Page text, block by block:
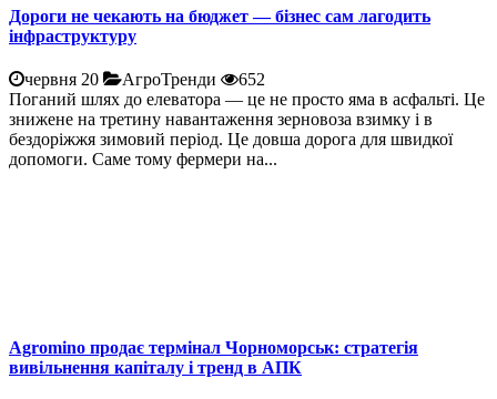
Дороги не чекають на бюджет — бізнес сам лагодить
інфраструктуру
червня 20 АгроТренди
652
Поганий шлях до елеватора — це не просто яма в асфальті. Це
знижене на третину навантаження зерновоза взимку і в
бездоріжжя зимовий період. Це довша дорога для швидкої
допомоги. Саме тому фермери на...
Agromino продає термінал Чорноморськ: стратегія
вивільнення капіталу і тренд в АПК